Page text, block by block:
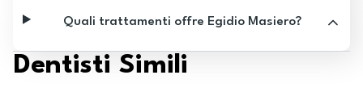
Quali trattamenti offre Egidio Masiero?
Dentisti Simili